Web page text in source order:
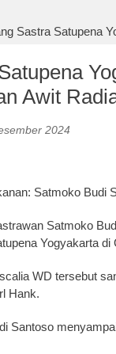
Sastra Satupena
Awit
2024
Satmoko Budi
Satmoko
Yogyakarta
WD tersebut
Hank.
Santoso